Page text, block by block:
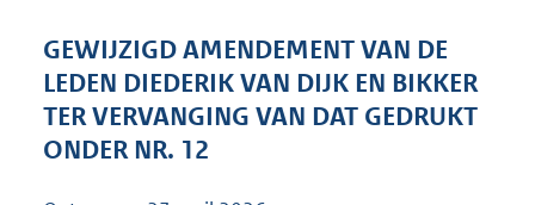
:
3
K
GEWIJZIGD AMENDEMENT VAN DE
LEDEN DIEDERIK VAN DIJK EN BIKKER
TER VERVANGING VAN DAT GEDRUKT
ONDER NR. 12